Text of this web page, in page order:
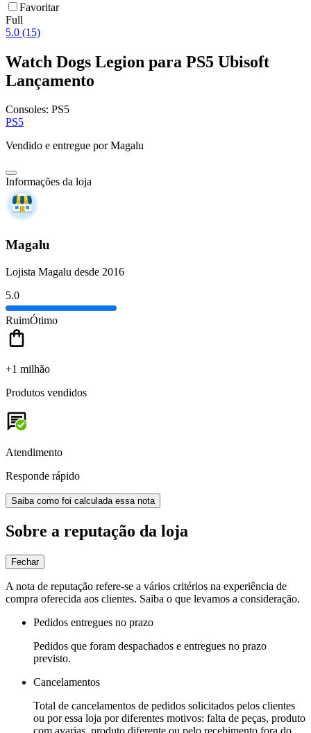
Favoritar
Full
5.0 (15)
Watch Dogs Legion para PS5 Ubisoft
Lançamento
Consoles: PS5
PS5
Vendido e entregue por Magalu
Informações da loja
Magalu
Lojista Magalu desde 2016
5.0
RuimÓtimo
+1 milhão
Produtos vendidos
Atendimento
Responde rápido
Saiba como foi calculada essa nota
Sobre a reputação da loja
Fechar
A nota de reputação refere-se a vários critérios na experiência de
compra oferecida aos clientes. Saiba o que levamos a consideração.
Pedidos entregues no prazo
Pedidos que foram despachados e entregues no prazo
previsto.
Cancelamentos
Total de cancelamentos de pedidos solicitados pelos clientes
ou por essa loja por diferentes motivos: falta de peças, produto
com avarias, produto diferente ou pelo recebimento fora do